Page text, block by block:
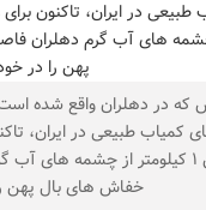
که در دهلران واقع شده
کمیاب طبیعی در ایران،
خفاش های بال پهن